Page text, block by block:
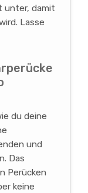
unter, damit
Lasse
du deine
und
Das
Perücken
keine